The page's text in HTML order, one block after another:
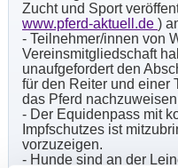
Zucht und Sport
www.pferd-aktuell.de )
- Teilnehmer/innen von
Vereinsmitgliedschaft
unaufgefordert den
für den Reiter und einer
das Pferd
- Der Equidenpass mit
Impfschutzes ist
vorzuzeigen.
- Hunde sind an der